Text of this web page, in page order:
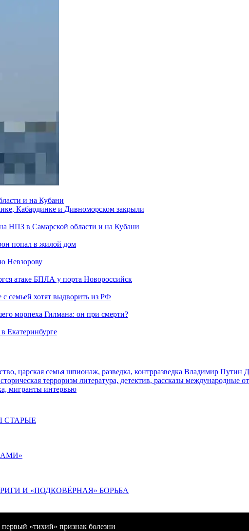
и на Кубани
Кабардинке и Дивноморском закрыли
НПЗ в Самарской области и на Кубани
попал в жилой дом
Невзорову
атаке БПЛА у порта Новороссийск
с семьей хотят выдворить из РФ
морпеха Гилмана: он при смерти?
Екатеринбурге
царская семья шпионаж, разведка, контрразведка Владимир Путин
терроризм литература, детектив, рассказы международные
мигранты интервью
СТАРЫЕ
И «ПОДКОВЁРНАЯ» БОРЬБА
первый «тихий» признак болезни